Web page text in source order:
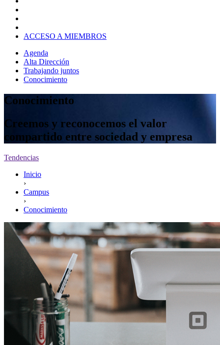
ACCESO A MIEMBROS
Agenda
Alta Dirección
Trabajando juntos
Conocimiento
Conocimiento
Creemos y reconocemos el valor
compartido entre sociedad y empresa
Tendencias
Inicio
›
Campus
›
Conocimiento